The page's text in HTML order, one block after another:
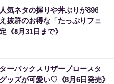
人気ネタの握りや丼ぶりが896
抜群のお得な「たっぷりフェ
《8月31日まで》
ーバックスリザーブロースタ
ッズが可愛い♡《8月6日発売》